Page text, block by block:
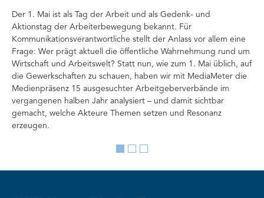
Der 1. Mai ist als Tag der Arbeit und als Gedenk- und
Aktionstag der Arbeiterbewegung bekannt. Für
Kommunikationsverantwortliche stellt der Anlass vor allem eine
Frage: Wer prägt aktuell die öffentliche Wahrnehmung rund um
Wirtschaft und Arbeitswelt? Statt nun, wie zum 1. Mai üblich, auf
die Gewerkschaften zu schauen, haben wir mit MediaMeter die
Medienpräsenz 15 ausgesuchter Arbeitgeberverbände im
vergangenen halben Jahr analysiert – und damit sichtbar
gemacht, welche Akteure Themen setzen und Resonanz
erzeugen.
Go
slide
Go
slide
Go
slide